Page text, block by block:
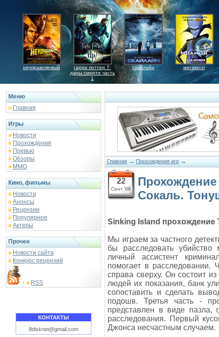
неуправляемый
гарри поттер 7:
дары смерти часть
1
скайлайн мегамозг
Меню
Главная
Игры
Новости
Прохождения
Превью
Обзоры
ММО
Кино, фильмы
Новости
Анонсы
Рецензии
Популярное
Актеры
Прочее
Новости сайта
Конкурс рецензий
- RSS
КОНТАКТЫ
8disknet@gmail.com
Главная → Прохождения игр →
22
Сент '08
Сокаль.
Sinking Island прохождение
Мы играем за частного
бы расследовать
личный ассистент
помогает в
справа сверху. Он состоит
людей их показания, банк
сопоставить и сделать
подошв. Третья часть -
представлен в виде пазла,
расследования. Первый
Джонса несчастным случаем.